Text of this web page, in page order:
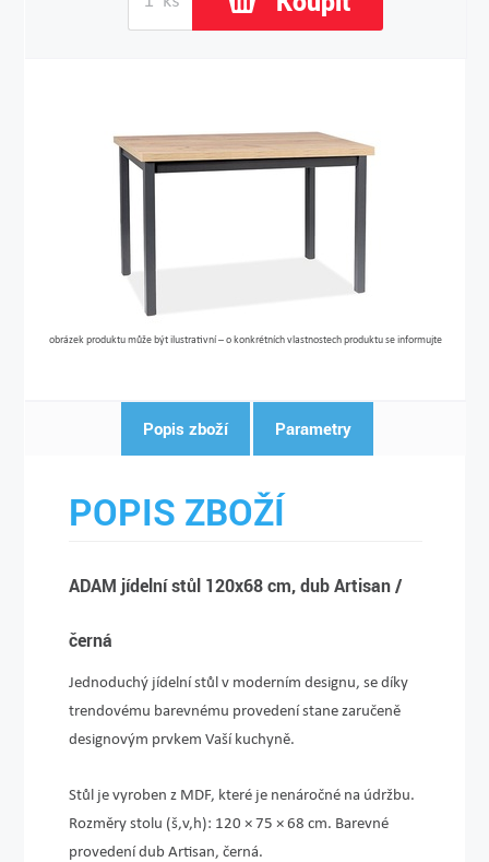
obrázek produktu může být ilustrativní – o konkrétních vlastnostech produktu se informujte
Popis zboží Parametry
POPIS ZBOŽÍ
ADAM jídelní stůl 120x68 cm, dub Artisan /
černá
Jednoduchý jídelní stůl v moderním designu, se díky
trendovému barevnému provedení stane zaručeně
designovým prvkem Vaší kuchyně.
Stůl je vyroben z MDF, které je nenáročné na údržbu.
Rozměry stolu (š,v,h): 120 × 75 × 68 cm. Barevné
provedení dub Artisan, černá.